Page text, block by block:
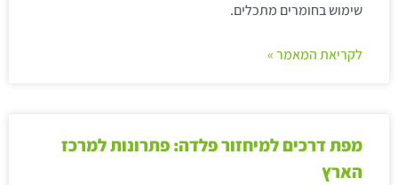
שימוש בחומרים מתכלים.
לקריאת המאמר »
מפת דרכים למיחזור פלדה: פתרונות למרכז
הארץ